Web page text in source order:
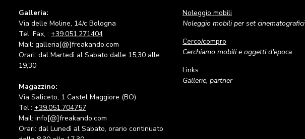
Galleria:
Via delle Moline, 14/c Bologna
Tel. Fax, : +39.051.271404
Mail: galleria[@]freakando.com
Orari: dal Martedì al Sabato dalle 15,30 alle
19,30
Magazzino:
Via Saliceto, 1 Castel Maggiore (BO)
Tel.: +39.051.704757
Mail: info[@]freakando.com
Orari: dal Lunedì al Sabato, orario continuato
Noleggio mobili
Noleggio mobili per set cinematografici
Cerco/compro
Cerchiamo mobili e oggetti d'epoca
Links
Gallerie, partner